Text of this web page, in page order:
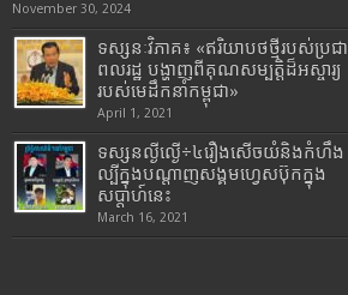
November 30, 2024
ទស្សនៈវិភាគ៖ «ឥរិយាបថថ្មីរបស់ប្រជា
ពលរដ្ឋ បង្ហាញពីគុណសម្បត្តិដ៏អស្ចារ្យ
របស់មេដឹកនាំកម្ពុជា»
April 1, 2021
ទស្សនល្ងីល្ងើ÷៤រឿងសើចយំនិងកំហឹង
ល្បីក្នុងបណ្តាញសង្គមហ្វេសប៊ុកក្នុង
សប្តាហ៍នេះ
March 16, 2021